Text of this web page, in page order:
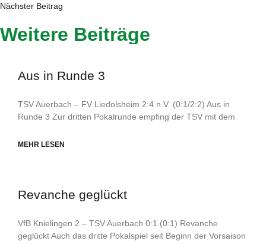
Nächster Beitrag
Weitere Beiträge
Aus in Runde 3
TSV Auerbach – FV Liedolsheim 2:4 n.V. (0:1/2:2) Aus in
Runde 3 Zur dritten Pokalrunde empfing der TSV mit dem
MEHR LESEN
Revanche geglückt
VfB Knielingen 2 – TSV Auerbach 0:1 (0:1) Revanche
geglückt Auch das dritte Pokalspiel seit Beginn der Vorsaison